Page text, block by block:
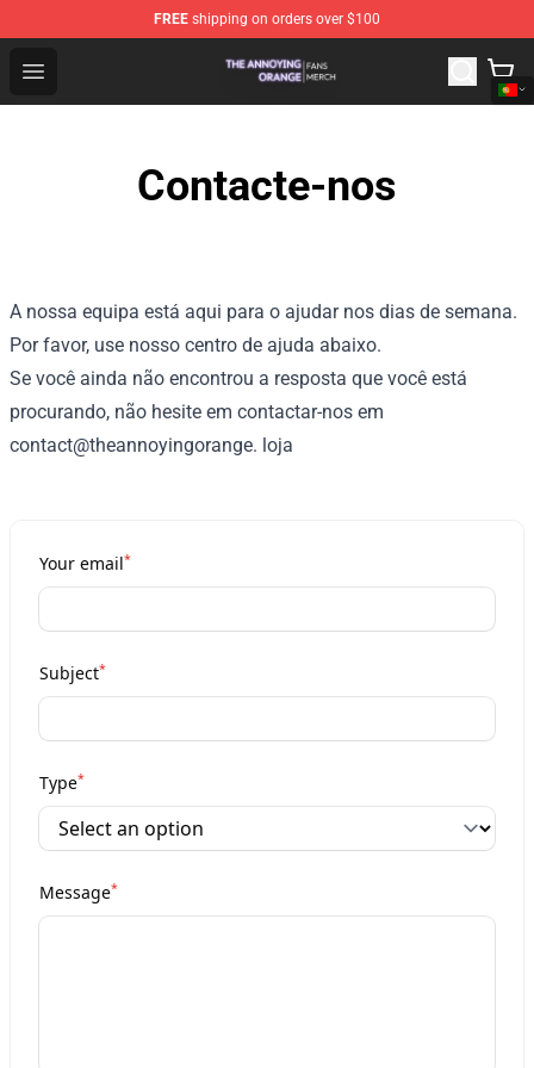
FREE shipping on orders over $100
Open menu
The Annoying Orange Shop - Official The Annoying
Contacte-nos
A nossa equipa está aqui para o ajudar nos dias de semana.
Por favor, use nosso centro de ajuda abaixo.
Se você ainda não encontrou a resposta que você está
procurando, não hesite em contactar-nos em
contact@theannoyingorange. loja